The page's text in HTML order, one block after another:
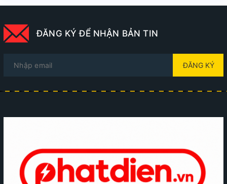
ĐĂNG KÝ ĐỂ NHẬN BẢN TIN
ĐĂNG KÝ